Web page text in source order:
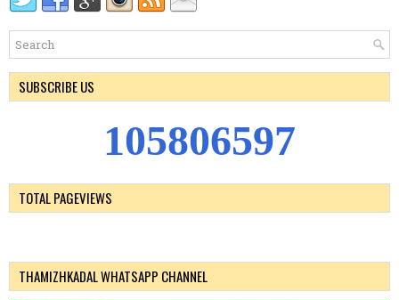
SUBSCRIBE US
105806597
TOTAL PAGEVIEWS
THAMIZHKADAL WHATSAPP CHANNEL